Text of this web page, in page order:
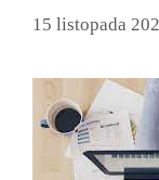
15 listopada